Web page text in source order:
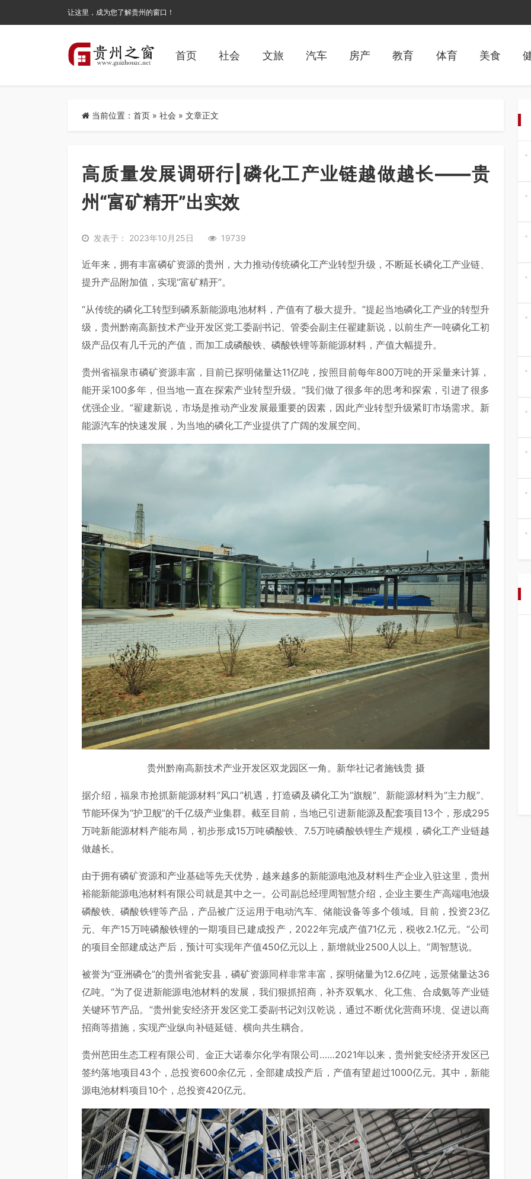
让这里，成为您了解贵州的窗口！
首页 社会 文旅 汽车 房产 教育 体育 美食
当前位置： 首页 » 社会 » 文章正文
高质量发展调研行|磷化工产业链越做越长——贵
州“富矿精开”出实效
发表于： 2023年10月25日 19739
近年来，拥有丰富磷矿资源的贵州，大力推动传统磷化工产业转型升级，不断延长磷化工产业链、
提升产品附加值，实现“富矿精开”。
“从传统的磷化工转型到磷系新能源电池材料，产值有了极大提升。”提起当地磷化工产业的转型升
级，贵州黔南高新技术产业开发区党工委副书记、管委会副主任翟建新说，以前生产一吨磷化工初
级产品仅有几千元的产值，而加工成磷酸铁、磷酸铁锂等新能源材料，产值大幅提升。
贵州省福泉市磷矿资源丰富，目前已探明储量达11亿吨，按照目前每年800万吨的开采量来计算，
能开采100多年，但当地一直在探索产业转型升级。“我们做了很多年的思考和探索，引进了很多
优强企业。”翟建新说，市场是推动产业发展最重要的因素，因此产业转型升级紧盯市场需求。新
能源汽车的快速发展，为当地的磷化工产业提供了广阔的发展空间。
贵州黔南高新技术产业开发区双龙园区一角。新华社记者施钱贵 摄
据介绍，福泉市抢抓新能源材料“风口”机遇，打造磷及磷化工为“旗舰”、新能源材料为“主力舰”、
节能环保为“护卫舰”的千亿级产业集群。截至目前，当地已引进新能源及配套项目13个，形成295
万吨新能源材料产能布局，初步形成15万吨磷酸铁、7.5万吨磷酸铁锂生产规模，磷化工产业链越
做越长。
由于拥有磷矿资源和产业基础等先天优势，越来越多的新能源电池及材料生产企业入驻这里，贵州
裕能新能源电池材料有限公司就是其中之一。公司副总经理周智慧介绍，企业主要生产高端电池级
磷酸铁、磷酸铁锂等产品，产品被广泛运用于电动汽车、储能设备等多个领域。目前，投资23亿
元、年产15万吨磷酸铁锂的一期项目已建成投产，2022年完成产值71亿元，税收2.1亿元。“公司
的项目全部建成达产后，预计可实现年产值450亿元以上，新增就业2500人以上。”周智慧说。
被誉为“亚洲磷仓”的贵州省瓮安县，磷矿资源同样非常丰富，探明储量为12.6亿吨，远景储量达36
亿吨。“为了促进新能源电池材料的发展，我们狠抓招商，补齐双氧水、化工焦、合成氨等产业链
关键环节产品。”贵州瓮安经济开发区党工委副书记刘汉乾说，通过不断优化营商环境、促进以商
招商等措施，实现产业纵向补链延链、横向共生耦合。
贵州芭田生态工程有限公司、金正大诺泰尔化学有限公司……2021年以来，贵州瓮安经济开发区已
签约落地项目43个，总投资600余亿元，全部建成投产后，产值有望超过1000亿元。其中，新能
源电池材料项目10个，总投资420亿元。